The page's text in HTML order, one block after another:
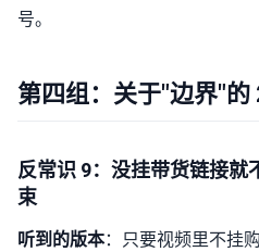
号。
第四组：关于"边界"的
反常识 9：没挂带货链接就
束
听到的版本：只要视频里不挂